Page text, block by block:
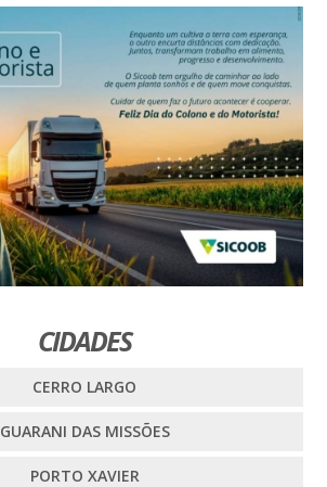
CIDADES
CERRO LARGO
GUARANI DAS MISSÕES
PORTO XAVIER